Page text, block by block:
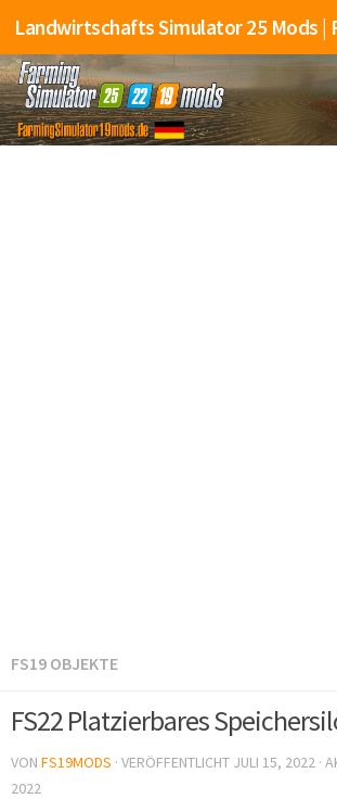
FS19 OBJEKTE
FS22 Platzierbares
VON FS19MODS · VERÖFFENTLICHT JULI 15, 2022 ·
2022